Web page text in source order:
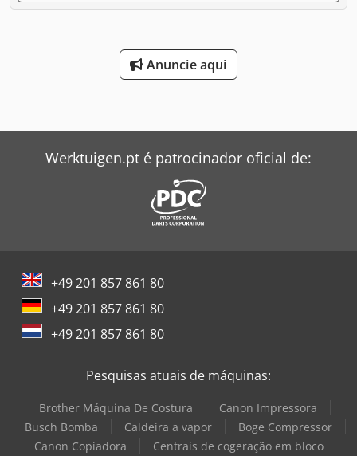
Anuncie aqui
Werktuigen.pt é patrocinador oficial de:
+49 201 857 861 80
+49 201 857 861 80
+49 201 857 861 80
Pesquisas atuais de máquinas:
Brother Máquina De Costura
Canon Impressora
Busch Bomba
Caldeira a vapor
Boge Compressor
Canon Copiadora
Centrais de cogeração em bloco